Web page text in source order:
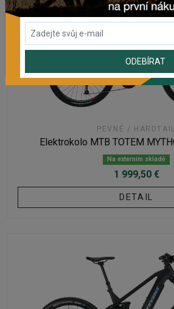
PEVNÉ / HARDTAIL
Elektrokolo MTB TOTEM
Na externím skladě
1 999,50 €
DETAIL
ODEBÍRAT